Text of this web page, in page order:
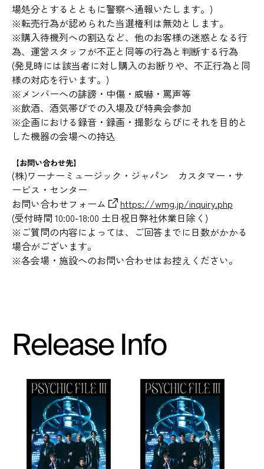
場処分とするとともに警察へ通報いたします。)
※転売行為が認められた当選権利は無効とします。
※購入待機列への割込など、他のお客様の迷惑となる行
為、運営スタッフが不正と同等の行為と判断する行為
(発見時には該当者に対し購入のお断りや、不正行為と同
様の対応を行います。)
※メンバーへの誹謗・中傷・威嚇・罵声等
※飲酒、酒気帯びでの入場及び特典会参加
※企画における録音・録画・撮影ならびにそれを目的と
した機器の会場への持込
【お問い合わせ先】
(株)ワーナーミュージック・ジャパン カスタマー・サ
ービス・センター
お問い合わせフォーム
https://wmg.jp/inquiry.php
(受付時間 10:00-18:00 土日祝日弊社休業日除く)
※ご質問の内容によっては、ご回答までに日数がかかる
場合がございます。
※各会場・施設へのお問い合わせはお控えください。
Release Info